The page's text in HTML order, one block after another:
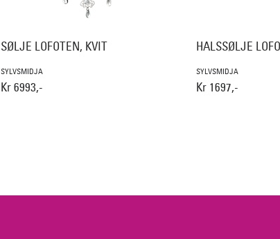
SØLJE LOFOTEN, KVIT
SYLVSMIDJA
Kr 6993,-
HALSSØLJE
SYLVSMIDJA
Kr 1697,-